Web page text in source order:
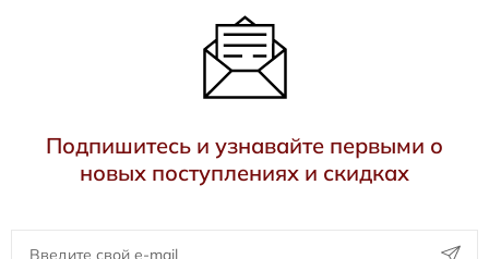
Подпишитесь и узнавайте первыми о
новых поступлениях и скидках